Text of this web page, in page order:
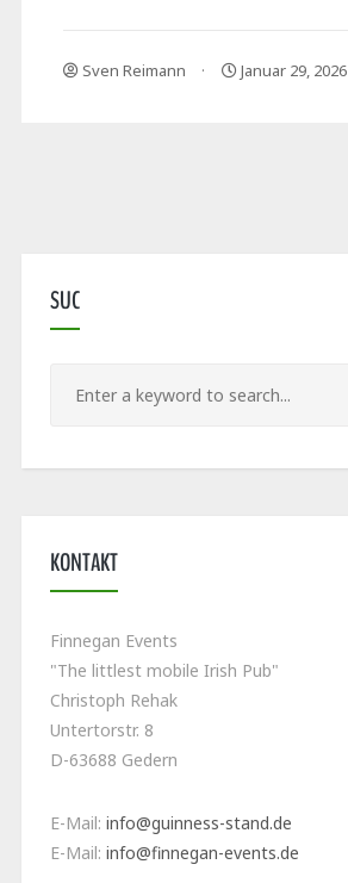
Sven Reimann Januar 29, 2026
SUC
KONTAKT
Finnegan Events
"The littlest mobile Irish Pub"
Christoph Rehak
Untertorstr. 8
D-63688 Gedern
E-Mail: info@guinness-stand.de
E-Mail: info@finnegan-events.de